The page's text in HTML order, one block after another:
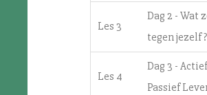
Les 3
Dag 2 - Wat
tegen jezelf?
Les 4
Dag 3 -
Passief